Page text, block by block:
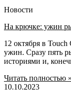
Новости
На крючке: ужин
12 октября в
ужин. Сразу пять
историями и,
Читать полностью »
10.10.2023